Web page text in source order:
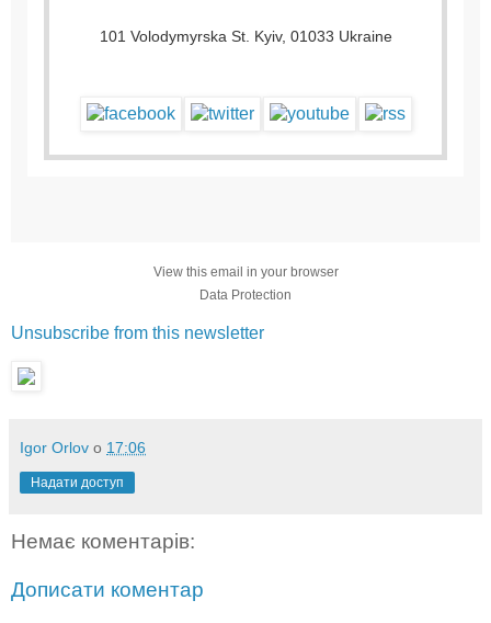
101 Volodymyrska St. Kyiv, 01033 Ukraine
View this email in your browser
Data Protection
Unsubscribe from this newsletter
Igor Orlov о 17:06
Надати доступ
Немає коментарів:
Дописати коментар